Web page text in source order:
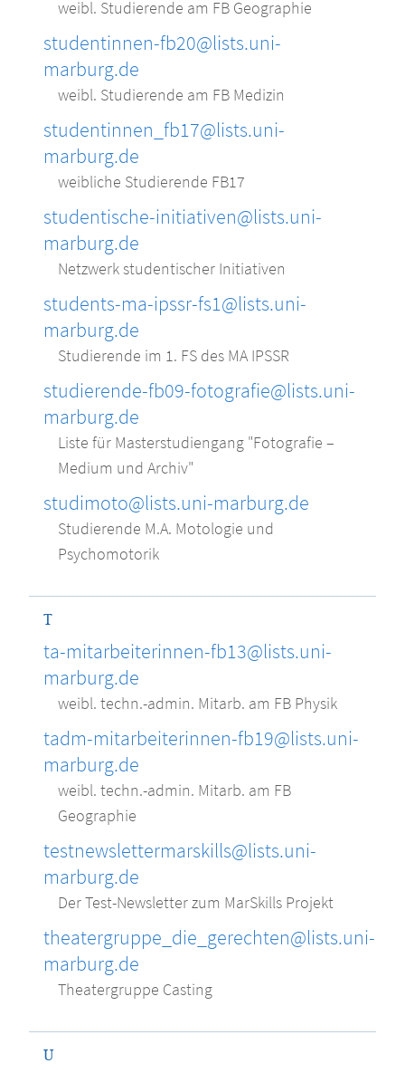
weibl. Studierende am FB Geographie
studentinnen-fb20@lists.uni-
marburg.de
weibl. Studierende am FB Medizin
studentinnen_fb17@lists.uni-
marburg.de
weibliche Studierende FB17
studentische-initiativen@lists.uni-
marburg.de
Netzwerk studentischer Initiativen
students-ma-ipssr-fs1@lists.uni-
marburg.de
Studierende im 1. FS des MA IPSSR
studierende-fb09-fotografie@lists.uni-
marburg.de
Liste für Masterstudiengang "Fotografie –
Medium und Archiv"
studimoto@lists.uni-marburg.de
Studierende M.A. Motologie und
Psychomotorik
T
ta-mitarbeiterinnen-fb13@lists.uni-
marburg.de
weibl. techn.-admin. Mitarb. am FB Physik
tadm-mitarbeiterinnen-fb19@lists.uni-
marburg.de
weibl. techn.-admin. Mitarb. am FB
Geographie
testnewslettermarskills@lists.uni-
marburg.de
Der Test-Newsletter zum MarSkills Projekt
theatergruppe_die_gerechten@lists.uni-
marburg.de
Theatergruppe Casting
U